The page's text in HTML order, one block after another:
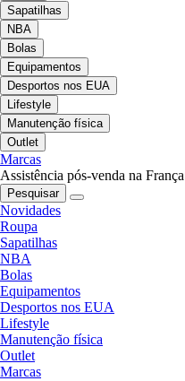
Sapatilhas
NBA
Bolas
Equipamentos
Desportos nos EUA
Lifestyle
Manutenção física
Outlet
Marcas
Assistência pós-venda na França
Pesquisar
Novidades
Roupa
Sapatilhas
NBA
Bolas
Equipamentos
Desportos nos EUA
Lifestyle
Manutenção física
Outlet
Marcas